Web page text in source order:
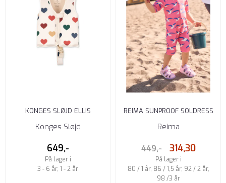
KONGES SLØJD ELLIS
SVØMMEVEST BON COEUR
Konges Sløjd
649,-
På lager i
3 - 6 år, 1 - 2 år
REIMA SUNPROOF SOLDRESS
ATLANTTI SOFT CORAL
Reima
449,- 314,30
På lager i
80 / 1 år, 86 / 1,5 år, 92 / 2 år,
98 /3 år